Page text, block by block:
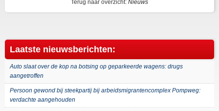
Terug naar overzicht: Nieuws
Laatste nieuwsberichten:
Auto slaat over de kop na botsing op geparkeerde wagens: drugs
aangetroffen
Persoon gewond bij steekpartij bij arbeidsmigrantencomplex Pompweg:
verdachte aangehouden